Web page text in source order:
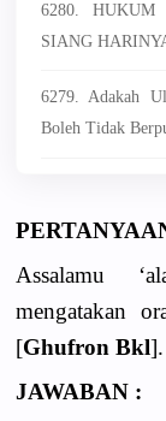
6280. HUKUM
SIANG
6279. Adakah
Boleh Tidak
Assalamu
mengatakan
[Ghufron Bkl].
JAWABAN :